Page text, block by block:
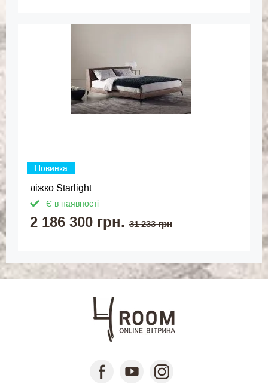
Новинка
ліжко Starlight
Є в наявності
2 186 300 грн. 31 233 грн